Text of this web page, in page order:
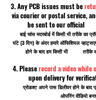
3. Any PCB issues must be
via courier or postal service,
be sent to our
बाई चांस मदरबोर्ड में किसी भी तरीके का
घंटे (3 दिन) के अंदर हमारे ऑफिशियल
होने के बाद हम किसी भी तरीके का
4. Pleaserecord a video while
upon delivery for
प्रोडक्ट अपने पास डिलीवर होने के बाद
ओपनिंग वीडियो